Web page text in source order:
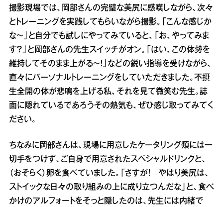
撮影現場では、岡部さんの完璧な美尻に感嘆しながら、次々
とトレーニングを実践してもらいながら撮影。「こんな感じか
な〜」と自分でも試しにやってみていると、「お、やってみま
す？」と岡部さんの先生スイッチがオン。「はい、この体勢を
維持してそのまま上がる〜！」などの鋭い指導を受けながら、
直々にパーソナルトレーニングをしていただきました。不摂
生全開の体が悲鳴を上げる私、それを見て微笑む先生。誌
面に隠れているであろうその熱気も、ぜひ感じ取ってみてく
ださい。
ちなみに岡部さんは、現場に用意したケータリング類には一
切手をつけず、ご自身で用意されたスペシャルドリンクと、
（おそらく）卵を食べていました。「さすが！ やはり美尻は、
ストイックな日々の取り組みの上に成り立つんだな」と、食べ
かけのアルフォートをそっと隠したのは、先生には内緒で